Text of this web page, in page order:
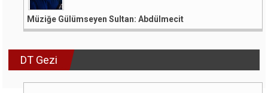
Müziğe Gülümseyen Sultan: Abdülmecit
DT Gezi